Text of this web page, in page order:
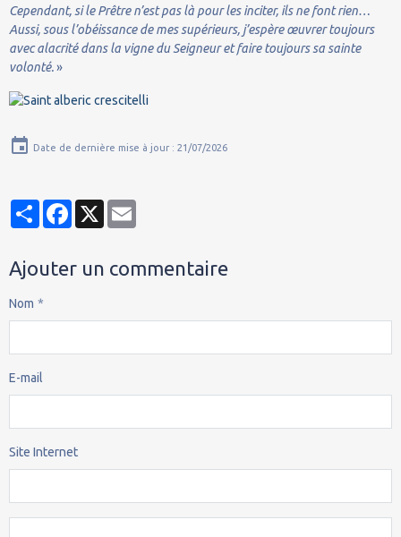
Cependant, si le Prêtre n’est pas là pour les inciter, ils ne font rien…
Aussi, sous l’obéissance de mes supérieurs, j’espère œuvrer toujours
avec alacrité dans la vigne du Seigneur et faire toujours sa sainte
volonté.»
Date de dernière mise à jour : 21/07/2026
PartagerFacebook
X
Ajouter un commentaire
Nom
E-mail
Site Internet